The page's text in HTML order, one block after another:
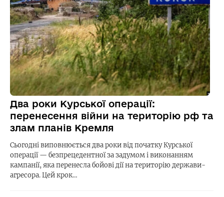
Два роки Курської операції:
перенесення війни на територію рф та
злам планів Кремля
Сьогодні виповнюється два роки від початку Курської
операції — безпрецедентної за задумом і виконанням
кампанії, яка перенесла бойові дії на територію держави-
агресора. Цей крок…